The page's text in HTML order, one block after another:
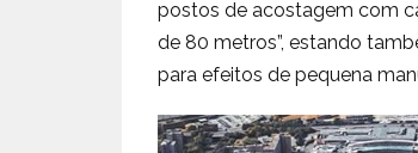
postos de acostagem com
de 80 metros”, estando
para efeitos de pequena